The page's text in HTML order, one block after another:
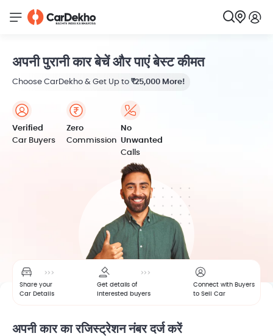
अपनी पुरानी कार बेचें और पाएं बेस्ट कीमत
Choose CarDekho & Get Up to ₹25,000 More!
Verified
Car Buyers
Zero
Commission
No
Unwanted
Calls
Share your
Car Details
Get details of
interested buyers
Connect with Buyers
to Sell Car
अपनी कार का रजिस्ट्रेशन नंबर दर्ज करें